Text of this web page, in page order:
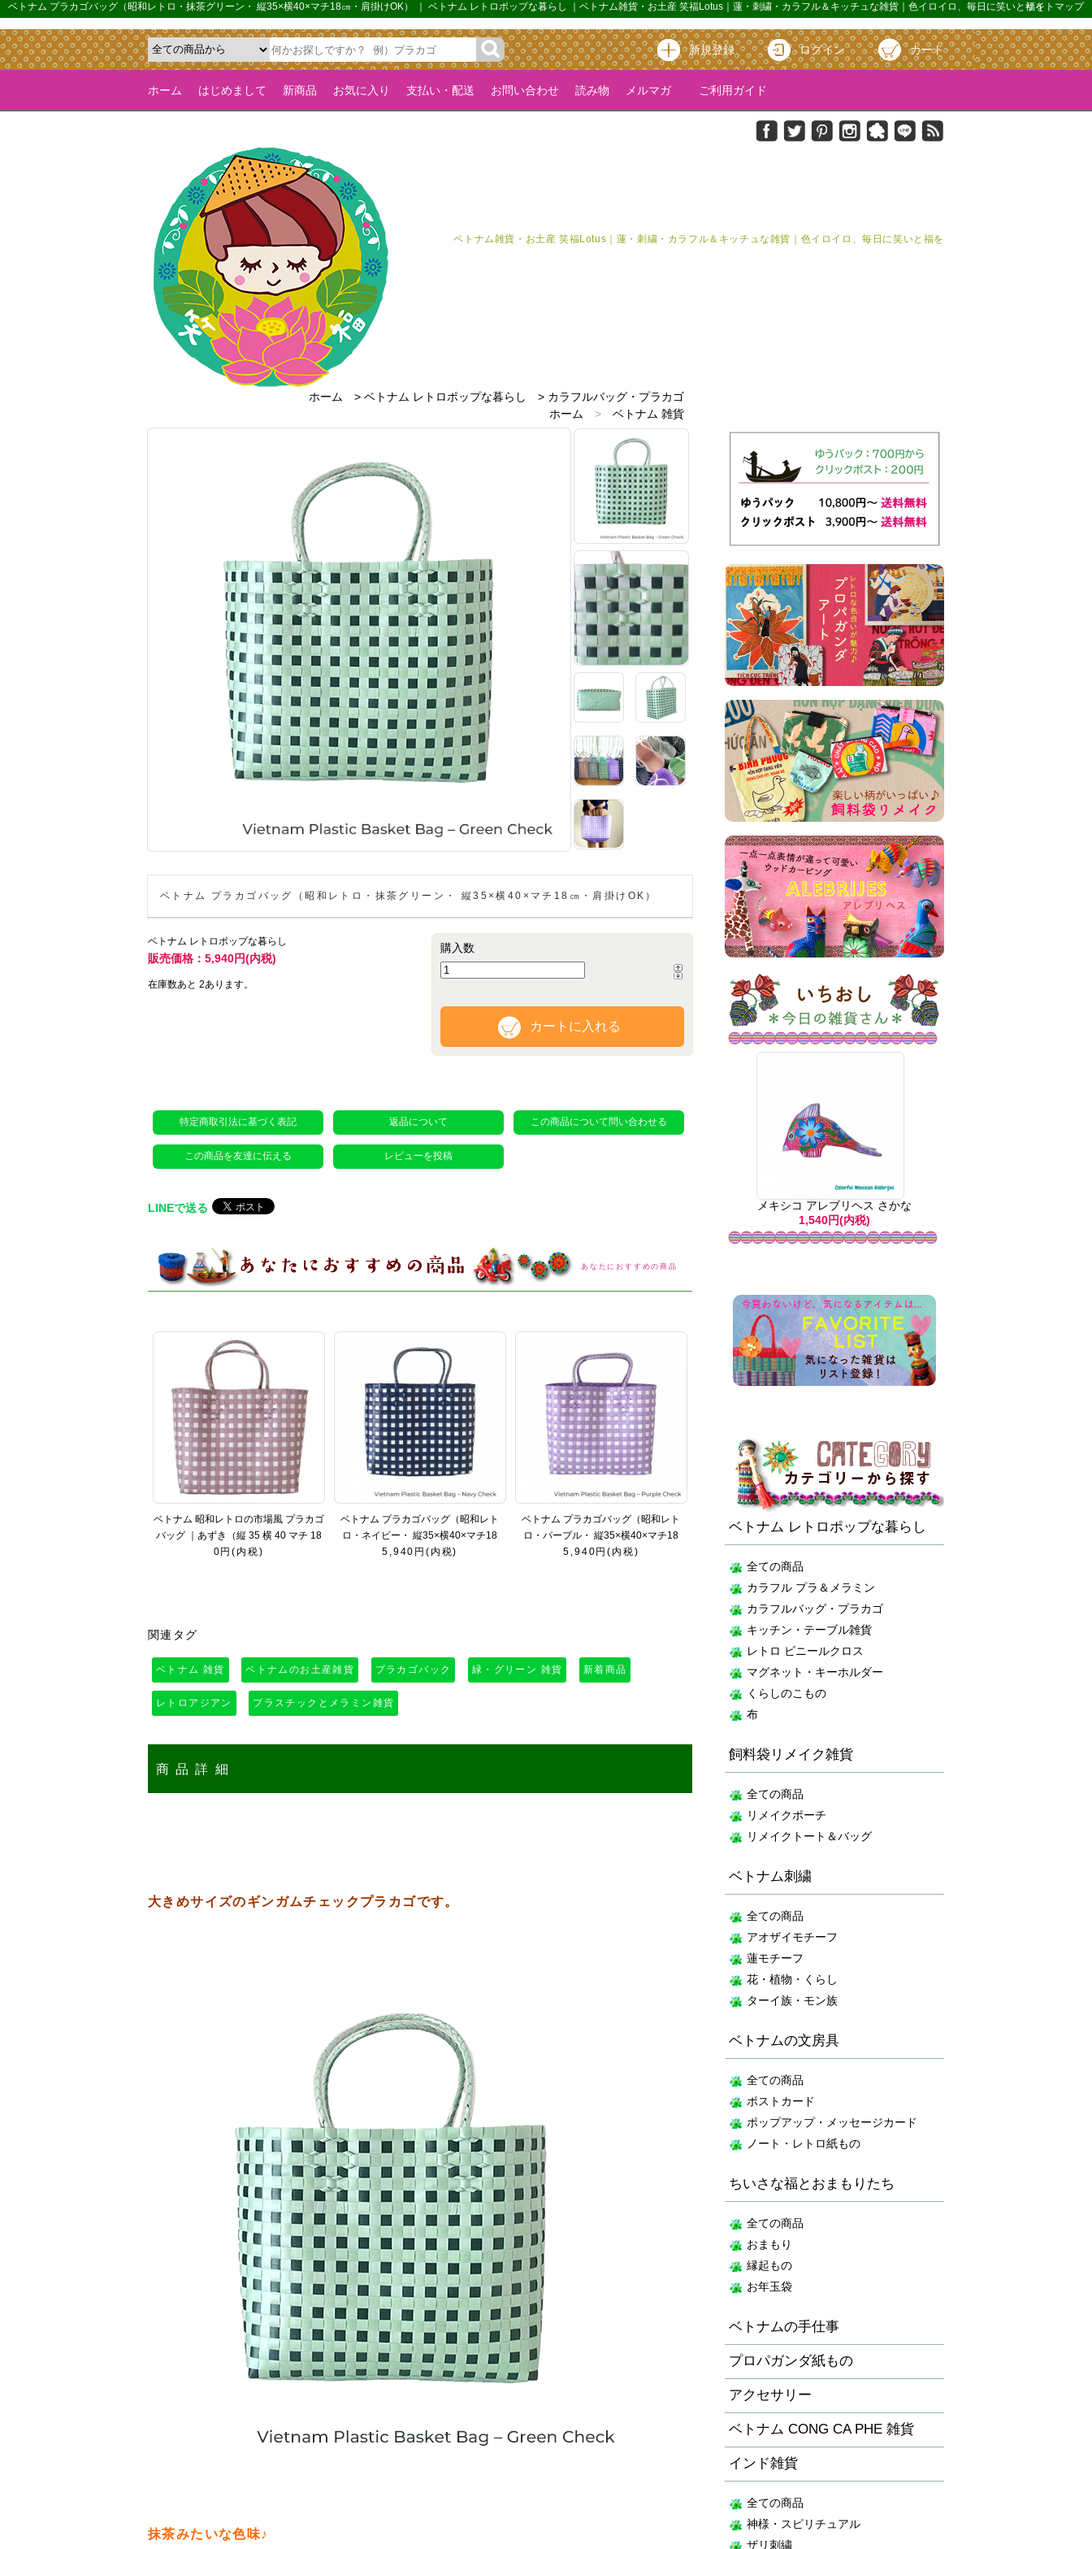
{*カルーセル機能を全ページで有効化するためのフラグ*}>
ベトナム プラカゴバッグ（昭和レトロ・抹茶グリーン・ 縦35×横40×マチ18㎝・肩掛けOK） ｜ ベトナム レトロポップな暮らし ｜ベトナム雑貨・お土産 笑福Lotus｜蓮・刺繍・カラフル＆キッチュな雑貨｜色イロイロ、毎日に笑いと福をサイトマップ
新規登録 ログイン カート
ホーム はじめまして 新商品 お気に入り 支払い・配送 お問い合わせ 読み物 メルマガ ご利用ガイド
ベトナム雑貨・お土産 笑福Lotus｜蓮・刺繍・カラフル＆キッチュな雑貨｜色イロイロ、毎日に笑いと福を
ホーム > ベトナム レトロポップな暮らし > カラフルバッグ・プラカゴ
ホーム
>
ベトナム 雑貨
ホーム
>
ベトナムのお土産雑貨
プラカゴバック
緑・グリーン 雑貨
ホーム
>
新着商品
>
レトロアジアン
プラスチックとメラミン雑貨
ベトナム プラカゴバッグ（昭和レトロ・抹茶グリーン・ 縦35×横40×マチ18㎝・肩掛けOK）
ベトナム レトロポップな暮らし
販売価格：5,940円(内税)
在庫数あと 2あります。
購入数
カートに入れる
特定商取引法に基づく表記 返品について この商品について問い合わせる
この商品を友達に伝える レビューを投稿
LINEで送る
あなたにおすすめの商品
ベトナム 昭和レトロの市場風 プラカゴ
バッグ ｜あずき（縦 35 横 40 マチ 18
／大きめサイズ／ 肩掛けOK）
0円(内税)
ベトナム プラカゴバッグ（昭和レト
ロ・ネイビー・ 縦35×横40×マチ18
㎝・肩掛けOK）
5,940円(内税)
ベトナム プラカゴバッグ（昭和レト
ロ・パープル・ 縦35×横40×マチ18
㎝・肩掛けOK）
5,940円(内税)
関連タグ
ベトナム 雑貨 ベトナムのお土産雑貨 プラカゴバック 緑・グリーン 雑貨 新着商品
レトロアジアン プラスチックとメラミン雑貨
商品詳細
大きめサイズのギンガムチェックプラカゴです。
抹茶みたいな色味♪
メキシコ アレブリヘス さかな
1,540円(内税)
ベトナム レトロポップな暮らし
全ての商品
カラフル プラ＆メラミン
カラフルバッグ・プラカゴ
キッチン・テーブル雑貨
レトロ ビニールクロス
マグネット・キーホルダー
くらしのこもの
布
飼料袋リメイク雑貨
全ての商品
リメイクポーチ
リメイクトート＆バッグ
ベトナム刺繍
全ての商品
アオザイモチーフ
蓮モチーフ
花・植物・くらし
ターイ族・モン族
ベトナムの文房具
全ての商品
ポストカード
ポップアップ・メッセージカード
ノート・レトロ紙もの
ちいさな福とおまもりたち
全ての商品
おまもり
縁起もの
お年玉袋
ベトナムの手仕事
プロパガンダ紙もの
アクセサリー
ベトナム CONG CA PHE 雑貨
インド雑貨
全ての商品
神様・スピリチュアル
ザリ刺繍